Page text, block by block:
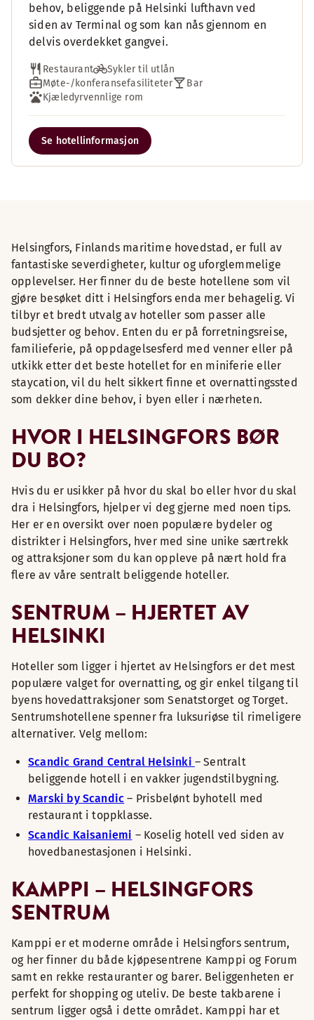
behov, beliggende på Helsinki lufthavn ved
siden av Terminal og som kan nås gjennom en
delvis overdekket gangvei.
Restaurant
Sykler til utlån
Møte-/konferansefasiliteter
Bar
Kjæledyrvennlige rom
Se hotellinformasjon
Helsingfors, Finlands maritime hovedstad, er full av
fantastiske severdigheter, kultur og uforglemmelige
opplevelser. Her finner du de beste hotellene som vil
gjøre besøket ditt i Helsingfors enda mer behagelig. Vi
tilbyr et bredt utvalg av hoteller som passer alle
budsjetter og behov. Enten du er på forretningsreise,
familieferie, på oppdagelsesferd med venner eller på
utkikk etter det beste hotellet for en miniferie eller
staycation, vil du helt sikkert finne et overnattingssted
som dekker dine behov, i byen eller i nærheten.
HVOR I HELSINGFORS BØR
DU BO?
Hvis du er usikker på hvor du skal bo eller hvor du skal
dra i Helsingfors, hjelper vi deg gjerne med noen tips.
Her er en oversikt over noen populære bydeler og
distrikter i Helsingfors, hver med sine unike særtrekk
og attraksjoner som du kan oppleve på nært hold fra
flere av våre sentralt beliggende hoteller.
SENTRUM – HJERTET AV
HELSINKI
Hoteller som ligger i hjertet av Helsingfors er det mest
populære valget for overnatting, og gir enkel tilgang til
byens hovedattraksjoner som Senatstorget og Torget.
Sentrumshotellene spenner fra luksuriøse til rimeligere
alternativer. Velg mellom:
Scandic Grand Central Helsinki – Sentralt
beliggende hotell i en vakker jugendstilbygning.
Marski by Scandic – Prisbelønt byhotell med
restaurant i toppklasse.
Scandic Kaisaniemi – Koselig hotell ved siden av
hovedbanestasjonen i Helsinki.
KAMPPI – HELSINGFORS
SENTRUM
Kamppi er et moderne område i Helsingfors sentrum,
og her finner du både kjøpesentrene Kamppi og Forum
samt en rekke restauranter og barer. Beliggenheten er
perfekt for shopping og uteliv. De beste takbarene i
sentrum ligger også i dette området. Kamppi har et